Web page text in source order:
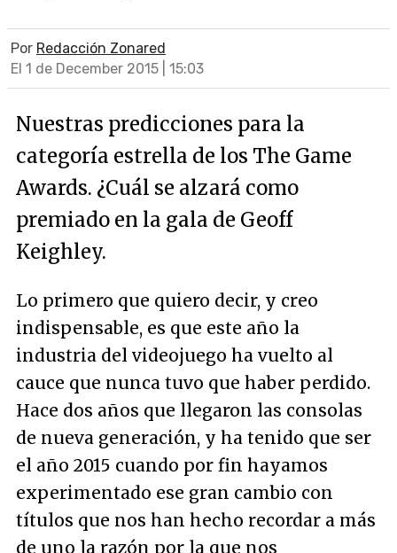
Por Redacción Zonared
El 1 de December 2015 | 15:03
Nuestras predicciones para la
categoría estrella de los The Game
Awards. ¿Cuál se alzará como
premiado en la gala de Geoff
Keighley.
Lo primero que quiero decir, y creo
indispensable, es que este año la
industria del videojuego ha vuelto al
cauce que nunca tuvo que haber perdido.
Hace dos años que llegaron las consolas
de nueva generación, y ha tenido que ser
el año 2015 cuando por fin hayamos
experimentado ese gran cambio con
títulos que nos han hecho recordar a más
de uno la razón por la que nos